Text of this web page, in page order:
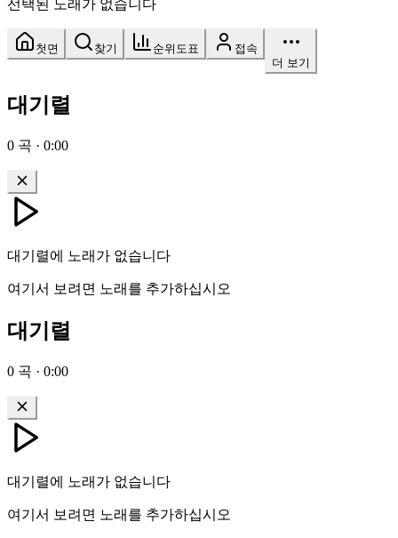
선택된 노래가 없습니다
첫면 찾기 순위도표
접속
더 보기
대기렬
0 곡 · 0:00
대기렬에 노래가 없습니다
여기서 보려면 노래를 추가하십시오
대기렬
0 곡 · 0:00
대기렬에 노래가 없습니다
여기서 보려면 노래를 추가하십시오